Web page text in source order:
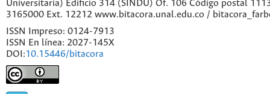
Universitaria) Edificio 314 (SINDU) Of. 106 Código postal
3165000 Ext. 12212 www.bitacora.unal.edu.co /
ISSN Impreso: 0124-7913
ISSN En línea: 2027-145X
DOI:10.15446/bitacora